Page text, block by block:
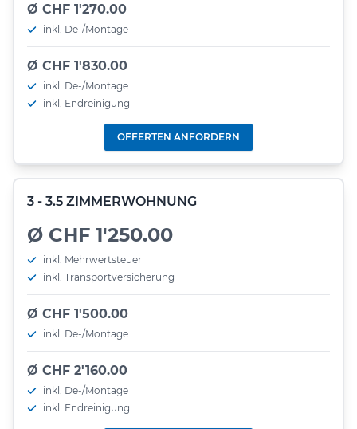
Ø CHF 1'270.00
inkl. De-/Montage
Ø CHF 1'830.00
inkl. De-/Montage
inkl. Endreinigung
OFFERTEN ANFORDERN
3 - 3.5 ZIMMERWOHNUNG
Ø CHF 1'250.00
inkl. Mehrwertsteuer
inkl. Transportversicherung
Ø CHF 1'500.00
inkl. De-/Montage
Ø CHF 2'160.00
inkl. De-/Montage
inkl. Endreinigung